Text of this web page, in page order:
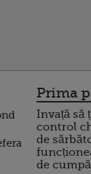
Prima
Invață să
control
de
de